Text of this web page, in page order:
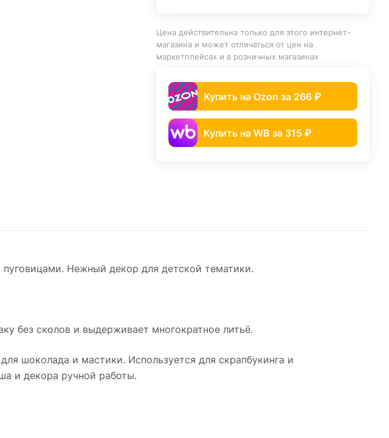
Цена действительна только для этого интернет-
магазина и может отличаться от цен на
маркетплейсах и в розничных магазинах
Купить на Ozon за 266 ₽
Купить на WB за 315 ₽
Нежный декор для детской тематики.
без сколов и выдерживает многократное литьё.
шоколада и мастики. Используется для скрапбукинга и
и декора ручной работы.